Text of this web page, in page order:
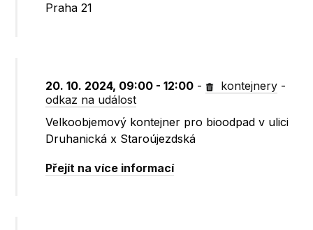
Praha 21
20. 10. 2024, 09:00 - 12:00 - kontejnery -
odkaz na událost
Velkoobjemový kontejner pro bioodpad v ulici
Druhanická x Staroújezdská
Přejít na více informací